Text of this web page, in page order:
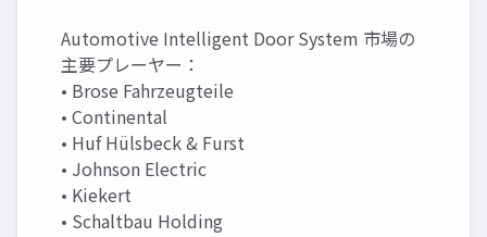
Automotive Intelligent Door System 市場の
主要プレーヤー：
• Brose Fahrzeugteile
• Continental
• Huf Hülsbeck & Furst
• Johnson Electric
• Kiekert
• Schaltbau Holding